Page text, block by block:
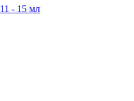
- 15 мл